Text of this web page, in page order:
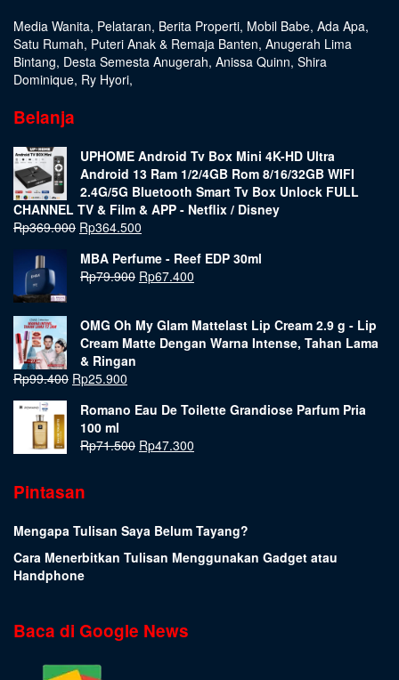
Media Wanita, Pelataran, Berita Properti, Mobil Babe, Ada Apa,
Satu Rumah, Puteri Anak & Remaja Banten, Anugerah Lima
Bintang, Desta Semesta Anugerah, Anissa Quinn, Shira
Dominique, Ry Hyori,
Belanja
UPHOME Android Tv Box Mini 4K-HD Ultra
Android 13 Ram 1/2/4GB Rom 8/16/32GB WIFI
2.4G/5G Bluetooth Smart Tv Box Unlock FULL
CHANNEL TV & Film & APP - Netflix / Disney
Rp369.000 Rp364.500
MBA Perfume - Reef EDP 30ml
Rp79.900 Rp67.400
OMG Oh My Glam Mattelast Lip Cream 2.9 g - Lip
Cream Matte Dengan Warna Intense, Tahan Lama
& Ringan
Rp99.400 Rp25.900
Romano Eau De Toilette Grandiose Parfum Pria
100 ml
Rp71.500 Rp47.300
Pintasan
Mengapa Tulisan Saya Belum Tayang?
Cara Menerbitkan Tulisan Menggunakan Gadget atau
Handphone
Baca di Google News